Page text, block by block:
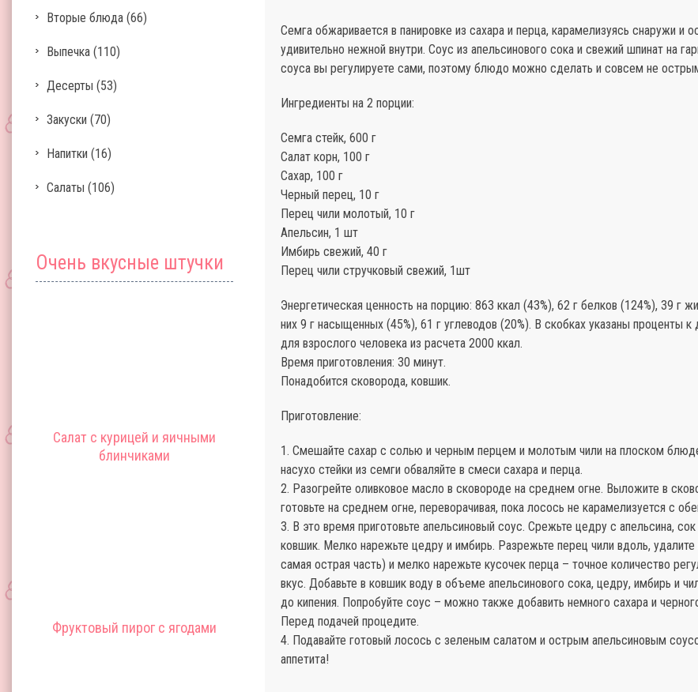
Вторые блюда (66)
Выпечка (110)
Десерты (53)
Закуски (70)
Напитки (16)
Салаты (106)
Очень вкусные штучки
Салат с курицей и яичными
блинчиками
Фруктовый пирог с ягодами
Семга обжаривается в панировке из сахара и перца, карамелизуясь снаружи и
удивительно нежной внутри. Соус из апельсинового сока и свежий шпинат на
соуса вы регулируете сами, поэтому блюдо можно сделать и совсем не
Ингредиенты на 2 порции:
Семга стейк, 600 г
Салат корн, 100 г
Сахар, 100 г
Черный перец, 10 г
Перец чили молотый, 10 г
Апельсин, 1 шт
Имбирь свежий, 40 г
Перец чили стручковый свежий, 1шт
Энергетическая ценность на порцию: 863 ккал (43%), 62 г белков (124%), 39 г
них 9 г насыщенных (45%), 61 г углеводов (20%). В скобках указаны проценты к
для взрослого человека из расчета 2000 ккал.
Время приготовления: 30 минут.
Понадобится cковорода, ковшик.
Приготовление:
1. Смешайте сахар с солью и черным перцем и молотым чили на плоском
насухо стейки из семги обваляйте в смеси сахара и перца.
2. Разогрейте оливковое масло в сковороде на среднем огне. Выложите в
готовьте на среднем огне, переворачивая, пока лосось не карамелизуется с
3. В это время приготовьте апельсиновый соус. Срежьте цедру с апельсина,
ковшик. Мелко нарежьте цедру и имбирь. Разрежьте перец чили вдоль,
самая острая часть) и мелко нарежьте кусочек перца – точное количество
вкус. Добавьте в ковшик воду в объеме апельсинового сока, цедру, имбирь и
до кипения. Попробуйте соус – можно также добавить немного сахара и
Перед подачей процедите.
4. Подавайте готовый лосось с зеленым салатом и острым апельсиновым
аппетита!